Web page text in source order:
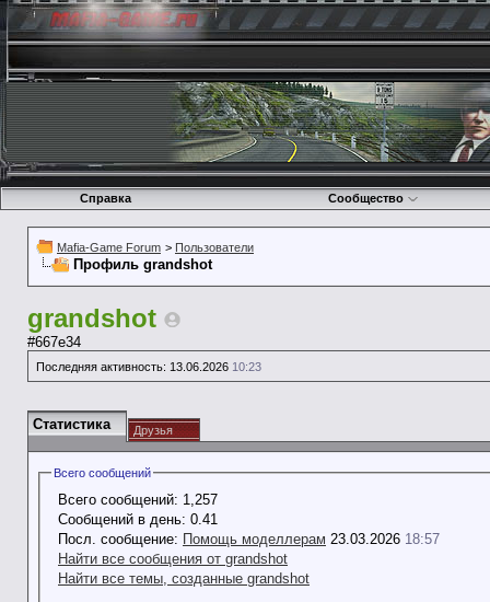
Справка Сообщество
Mafia-Game Forum > Пользователи
Профиль grandshot
grandshot
#667e34
Последняя активность: 13.06.2026 10:23
Статистика Друзья
Всего сообщений
Всего сообщений: 1,257
Сообщений в день: 0.41
Посл. сообщение: Помощь моделлерам 23.03.2026 18:57
Найти все сообщения от grandshot
Найти все темы, созданные grandshot